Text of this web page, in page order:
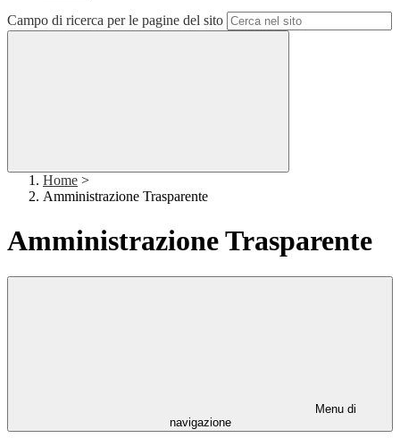
Campo di ricerca per le pagine del sito
Home >
Amministrazione Trasparente
Amministrazione Trasparente
Menu di
navigazione